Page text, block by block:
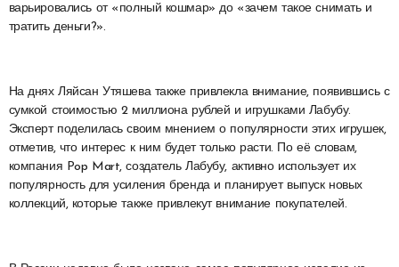
варьировались от «полный кошмар» до «зачем такое снимать и
тратить деньги?».
На днях Ляйсан Утяшева также привлекла внимание, появившись с
сумкой стоимостью 2 миллиона рублей и игрушками Лабубу.
Эксперт поделилась своим мнением о популярности этих игрушек,
отметив, что интерес к ним будет только расти. По её словам,
компания Pop Mart, создатель Лабубу, активно использует их
популярность для усиления бренда и планирует выпуск новых
коллекций, которые также привлекут внимание покупателей.